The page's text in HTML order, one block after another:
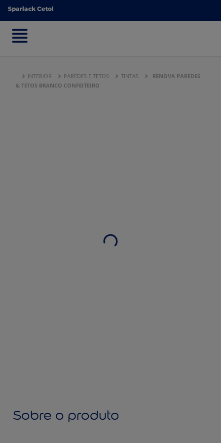
Sparlack Cetol
Sparlack Cetol
INTERIOR PAREDES E TETOS TINTAS
RENOVA PAREDES
& TETOS BRANCO CONFEITEIRO
Sobre o produto